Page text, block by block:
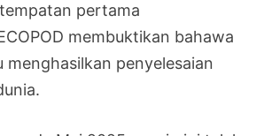
pertama
membuktikan bahawa
menghasilkan penyelesaian